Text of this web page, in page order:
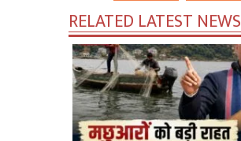
RELATED LATEST NEWS